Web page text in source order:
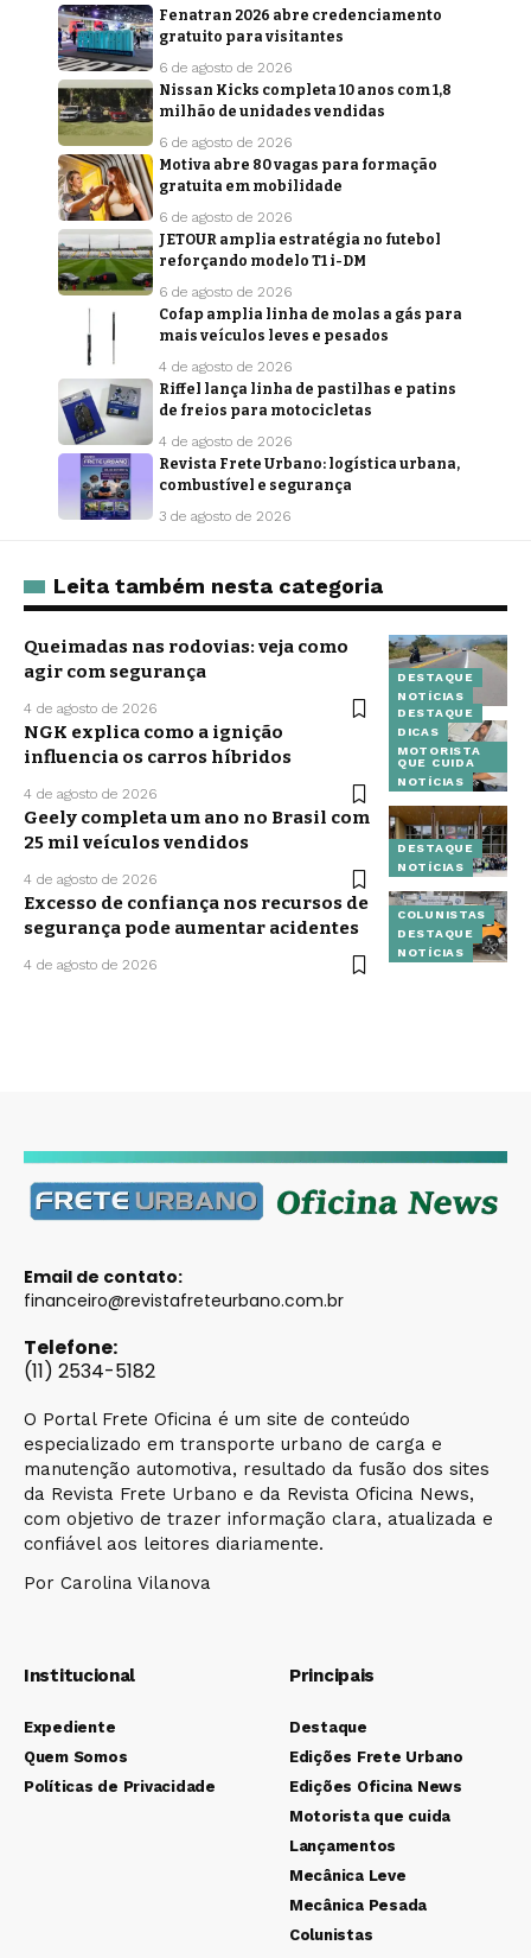
Fenatran 2026 abre credenciamento
gratuito para visitantes
6 de agosto de 2026
Nissan Kicks completa 10 anos com 1,8
milhão de unidades vendidas
6 de agosto de 2026
Motiva abre 80 vagas para formação
gratuita em mobilidade
6 de agosto de 2026
JETOUR amplia estratégia no futebol
reforçando modelo T1 i-DM
6 de agosto de 2026
Cofap amplia linha de molas a gás para
mais veículos leves e pesados
4 de agosto de 2026
Riffel lança linha de pastilhas e patins
de freios para motocicletas
4 de agosto de 2026
Revista Frete Urbano: logística urbana,
combustível e segurança
3 de agosto de 2026
Leita também nesta categoria
DESTAQUE
NOTÍCIAS
Queimadas nas rodovias: veja como
agir com segurança
4 de agosto de 2026
DESTAQUE
DICAS
MOTORISTA
QUE CUIDA
NOTÍCIAS
NGK explica como a ignição
influencia os carros híbridos
4 de agosto de 2026
DESTAQUE
NOTÍCIAS
Geely completa um ano no Brasil com
25 mil veículos vendidos
4 de agosto de 2026
COLUNISTAS
DESTAQUE
NOTÍCIAS
Excesso de confiança nos recursos de
segurança pode aumentar acidentes
4 de agosto de 2026
Email de contato:
financeiro@revistafreteurbano.com.br
Telefone:
(11) 2534-5182
O Portal Frete Oficina é um site de conteúdo
especializado em transporte urbano de carga e
manutenção automotiva, resultado da fusão dos sites
da Revista Frete Urbano e da Revista Oficina News,
com objetivo de trazer informação clara, atualizada e
confiável aos leitores diariamente.
Por Carolina Vilanova
Institucional
Expediente
Quem Somos
Políticas de Privacidade
Principais
Destaque
Edições Frete Urbano
Edições Oficina News
Motorista que cuida
Lançamentos
Mecânica Leve
Mecânica Pesada
Colunistas